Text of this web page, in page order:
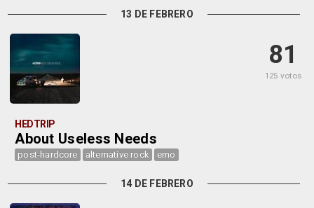
13 DE FEBRERO
81
125 votos
HEDTRIP
About Useless Needs
post-hardcore alternative rock emo
14 DE FEBRERO